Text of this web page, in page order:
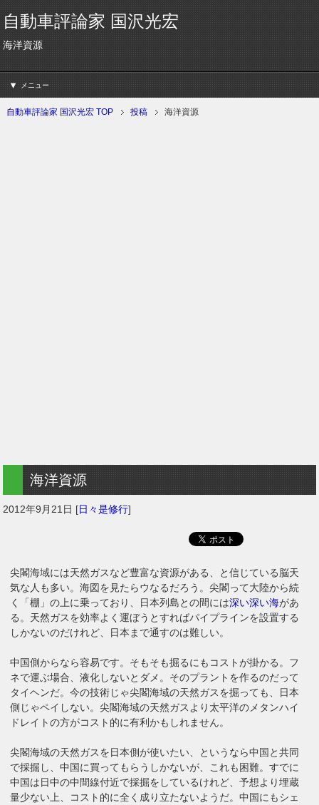
自動車評論家 国沢光宏
海洋資源
メニュー
自動車評論家 国沢光宏 TOP 投稿 海洋資源
海洋資源
2012年9月21日 [日々是修行]
尖閣海域には天然ガスなど豊富な資源がある、と信じている脳天
気な人も多い。海図を見たらウなるだろう。尖閣って大陸から続
く「棚」の上に乗っており、日本列島との間には深い深い海があ
る。天然ガスを効率よく運ぼうとすればパイプラインを設置する
しかないのだけれど、日本まで通すのは難しい。
中国側からなら容易です。そもそも掘るにもコストが掛かる。フ
ネで運ぶ場合、液化しないとダメ。そのプラントを作るのだって
タイヘンだ。今の技術じゃ尖閣海域の天然ガスを掘っても、日本
側じゃペイしない。尖閣海域の天然ガスより太平洋のメタンハイ
ドレイトの方がコスト的に有利かもしれません。
尖閣海域の天然ガスを日本側が使いたい、というなら中国と共同
で採掘し、中国に買ってもらうしかないが、これも困難。すでに
中国は日中の中間線付近で採掘をしているけれど、予想より埋蔵
量少ない上、コスト的に全く成り立たないようだ。中国にもシェ